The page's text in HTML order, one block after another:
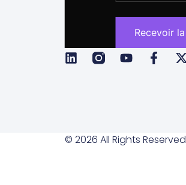
© 2026 All Rights